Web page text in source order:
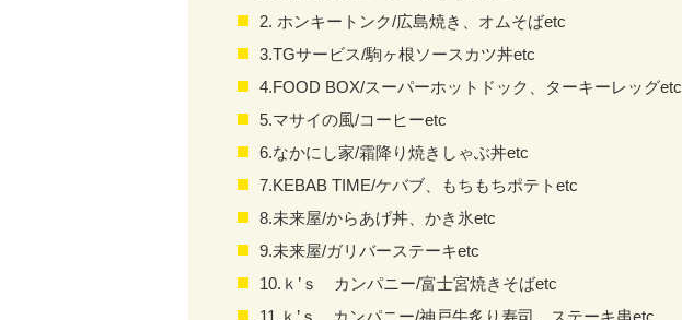
2. ホンキートンク/広島焼き、オムそばetc
3.TGサービス/駒ヶ根ソースカツ丼etc
4.FOOD BOX/スーパーホットドック、ターキーレッグetc
5.マサイの風/コーヒーetc
6.なかにし家/霜降り焼きしゃぶ丼etc
7.KEBAB TIME/ケバブ、もちもちポテトetc
8.未来屋/からあげ丼、かき氷etc
9.未来屋/ガリバーステーキetc
10.ｋ’ｓ カンパニー/富士宮焼きそばetc